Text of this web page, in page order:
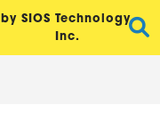
by SIOS Technology,
Inc.